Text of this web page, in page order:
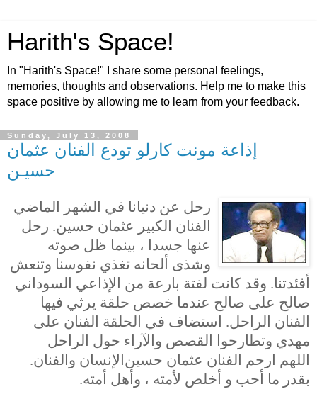
Harith's Space!
In "Harith's Space!" I share some personal feelings,
memories, thoughts and observations. Help me to make this
space positive by allowing me to learn from your feedback.
Sunday, July 13, 2008
إذاعة مونت كارلو تودع الفنان عثمان
حسيـن
رحل عن دنيانا في الشهر الماضي
الفنان الكبير عثمان حسين. رحل
عنها جسدا ، بينما ظل صوته
وشذى ألحانه تغذي نفوسنا وتنعش
أفئدتنا. وقد كانت لفتة بارعة من الإذاعي السوداني
صالح على صالح عندما خصص حلقة يرثي فيها
الفنان الراحل. استضاف في الحلقة الفنان على
مهدي وتطارحوا القصص والآراء حول الراحل
الإنسان والفنان. اللهم ارحم الفنان عثمان حسين
بقدر ما أحب و أخلص لأمته ، وأهل أمته.